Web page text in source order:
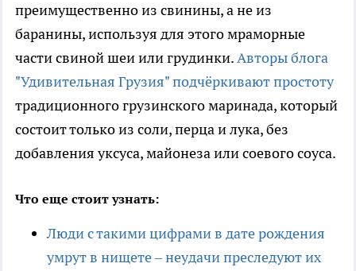
преимущественно из свинины, а не из
баранины, используя для этого мраморные
части свиной шеи или грудинки.Авторы блога
"Удивительная Грузия" подчёркивают простоту
традиционного грузинского маринада, который
состоит только из соли, перца и лука, без
добавления уксуса, майонеза или соевого соуса.
Что еще стоит узнать:
Люди с такими цифрами в дате рождения
умрут в нищете – неудачи преследуют их